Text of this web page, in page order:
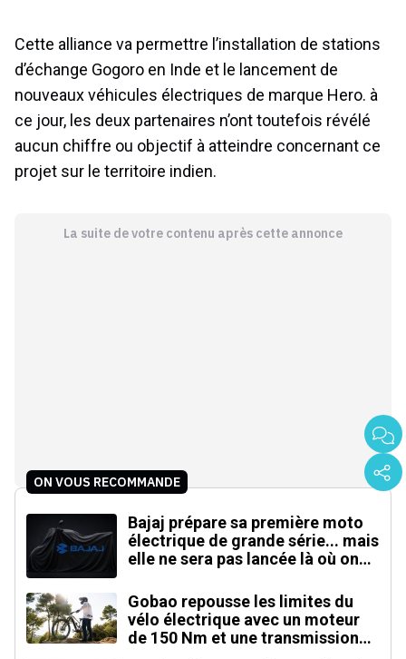
Cette alliance va permettre l’installation de stations
d’échange Gogoro en Inde et le lancement de
nouveaux véhicules électriques de marque Hero. à
ce jour, les deux partenaires n’ont toutefois révélé
aucun chiffre ou objectif à atteindre concernant ce
projet sur le territoire indien.
La suite de votre contenu après cette annonce
ON VOUS RECOMMANDE
Bajaj prépare sa première moto
électrique de grande série... mais
elle ne sera pas lancée là où on
Gobao repousse les limites du
vélo électrique avec un moteur
de 150 Nm et une transmission